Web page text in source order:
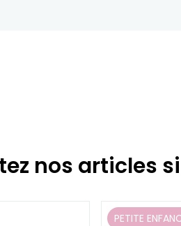
nos articles
PETITE